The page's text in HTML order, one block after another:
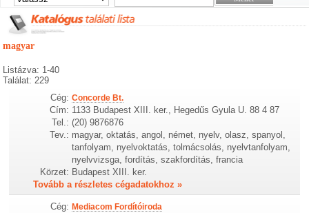
magyar
Listázva: 1-40
Találat: 229
Cég: Concorde Bt.
Cím: 1133 Budapest XIII. ker., Hegedűs Gyula U. 88 4 87
Tel.: (20) 9876876
Tev.: magyar, oktatás, angol, német, nyelv, olasz, spanyol,
tanfolyam, nyelvoktatás, tolmácsolás, nyelvtanfolyam,
nyelvvizsga, fordítás, szakfordítás, francia
Körzet: Budapest XIII. ker.
Tovább a részletes cégadatokhoz »
Cég: Mediacom Fordítóiroda